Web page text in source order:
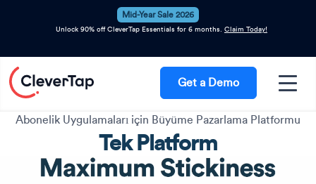
Mid-Year Sale 2026
Unlock 90% off CleverTap Essentials for 6 months. Claim Today!
Get a Demo
Abonelik Uygulamaları için Büyüme Pazarlama Platformu
Tek Platform